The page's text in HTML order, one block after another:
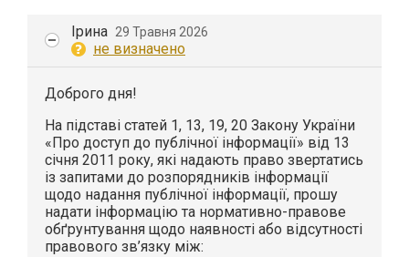
Ірина 29 Травня 2026
не визначено
Доброго дня!
На підставі статей 1, 13, 19, 20 Закону України
«Про доступ до публічної інформації» від 13
січня 2011 року, які надають право звертатись
із запитами до розпорядників інформації
щодо надання публічної інформації, прошу
надати інформацію та нормативно-правове
обґрунтування щодо наявності або відсутності
правового зв’язку між: